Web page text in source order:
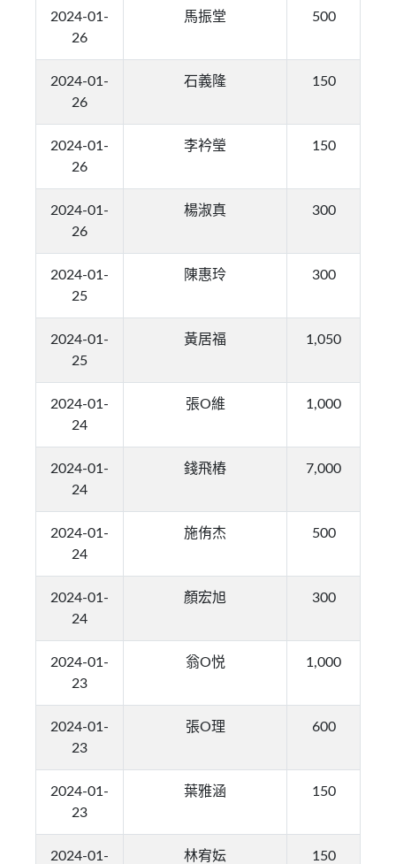
2024-01-
26
馬振堂 500
2024-01-
26
石義隆 150
2024-01-
26
李衿瑩 150
2024-01-
26
楊淑真 300
2024-01-
25
陳惠玲 300
2024-01-
25
黃居福 1,050
2024-01-
24
張O維 1,000
2024-01-
24
錢飛樁 7,000
2024-01-
24
施侑杰 500
2024-01-
24
顏宏旭 300
2024-01-
23
翁O悦 1,000
2024-01-
23
張O理 600
2024-01-
23
葉雅涵 150
2024-01-
林宥妘 150